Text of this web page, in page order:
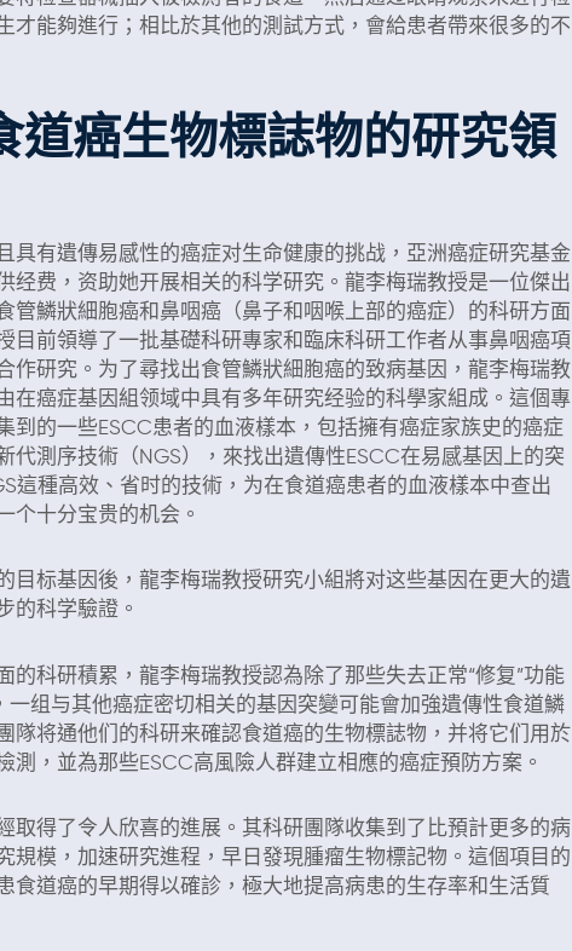
才能夠進行；相比於其他的測試方式，會給患者帶來很多的不
道癌生物標誌物的研究領
具有遺傳易感性的癌症对生命健康的挑战，亞洲癌症研究基金
经费，资助她开展相关的科学研究。龍李梅瑞教授是一位傑出
管鱗狀細胞癌和鼻咽癌（鼻子和咽喉上部的癌症）的科研方面
目前領導了一批基礎科研專家和臨床科研工作者从事鼻咽癌項
作研究。为了尋找出食管鱗狀細胞癌的致病基因，龍李梅瑞教
在癌症基因組领域中具有多年研究经验的科學家組成。這個專
到的一些ESCC患者的血液樣本，包括擁有癌症家族史的癌症
代測序技術（NGS），來找出遺傳性ESCC在易感基因上的突
這種高效、省时的技術，为在食道癌患者的血液樣本中查出
个十分宝贵的机会。
目标基因後，龍李梅瑞教授研究小組將对这些基因在更大的遺
的科学驗證。
的科研積累，龍李梅瑞教授認為除了那些失去正常“修复”功能
一组与其他癌症密切相关的基因突變可能會加強遺傳性食道鱗
隊将通他们的科研来確認食道癌的生物標誌物，并将它们用於
測，並為那些ESCC高風險人群建立相應的癌症預防方案。
取得了令人欣喜的進展。其科研團隊收集到了比預計更多的病
規模，加速研究進程，早日發現腫瘤生物標記物。這個項目的
食道癌的早期得以確診，極大地提高病患的生存率和生活質